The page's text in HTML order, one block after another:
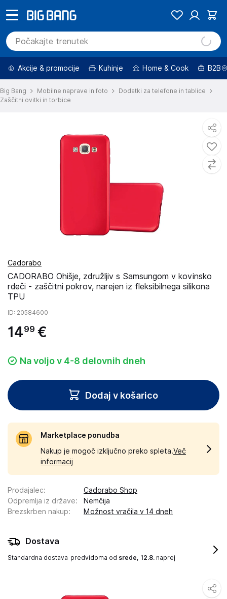
Akcije & promocije Kuhinje Home & Cook B2B
Big Bang Mobilne naprave in foto
Dodatki za telefone in tablice
Zaščitni ovitki in torbice
Cadorabo
CADORABO Ohišje, združljiv s Samsungom v kovinsko
rdeči - zaščitni pokrov, narejen iz fleksibilnega silikona
TPU
ID: 20584600
1499 €
Na voljo v 4-8 delovnih dneh
Dodaj v košarico
Marketplace ponudba
Nakup je mogoč izključno preko spleta.Več
informacij
Prodajalec:
Cadorabo Shop
Odpremlja iz države:
Nemčija
Brezskrben nakup: Možnost vračila v 14 dneh
Dostava
Standardna dostava predvidoma od srede, 12.8. naprej